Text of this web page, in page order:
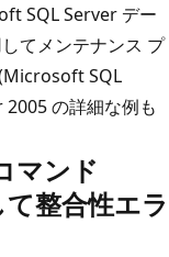
SQL Server デー
てメンテナンス プ
SQL
の詳細な例も
マンド
て整合性エラ